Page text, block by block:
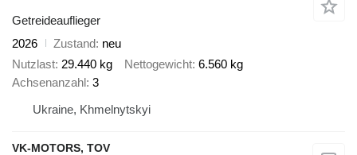
Getreideauflieger
2026
Zustand neu
Nutzlast 29.440 kg Nettogewicht 6.560 kg
Achsenanzahl 3
Ukraine, Khmelnytskyi
VK-MOTORS, TOV